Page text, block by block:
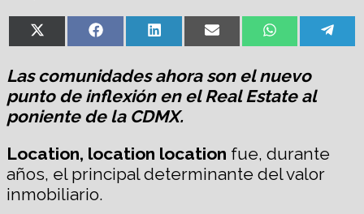
(Twitter)
Facebook LinkedIn WhatsApp
Las comunidades ahora son el nuevo
punto de inflexión en el Real Estate al
poniente de la CDMX.
Location, location location fue, durante
años, el principal determinante del valor
inmobiliario.